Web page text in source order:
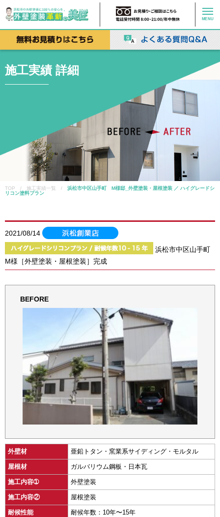
MENU
施工実績 詳細
TOP / 施工実績一覧 / 浜松市中区山手町 M様邸_外壁塗装・屋根塗装 ／ ハイグレードシ
リコン塗料プラン
2021/08/14
浜松市中区山手町
M様［外壁塗装・屋根塗装］完成
BEFORE
外壁材 亜鉛トタン・窯業系サイディング・モルタル
屋根材 ガルバリウム鋼板・日本瓦
施工内容➀ 外壁塗装
施工内容② 屋根塗装
耐候性能 耐候年数：10年〜15年